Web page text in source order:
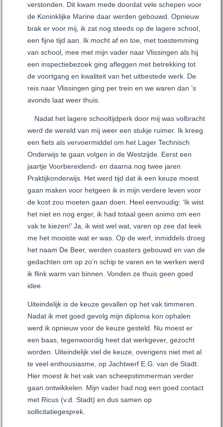
verstonden. Dit kwam mede doordat vele schepen voor
de Koninklijke Marine daar werden gebouwd. Opnieuw
brak er voor mij, ik zat nog steeds op de lagere school,
een fijne tijd aan. Ik mocht af en toe, met toestemming
van school, mee met mijn vader naar Vlissingen als hij
een inspectiebezoek ging afleggen met betrekking tot
de voortgang en kwaliteit van het uitbestede werk. De
reis naar Vlissingen ging per trein en we waren dan ’s
avonds laat weer thuis.
Nadat het lagere schooltijdperk door mij was volbracht
werd de wereld van mij weer een stukje ruimer. Ik kreeg
een fiets als vervoermiddel om het Lager Technisch
Onderwijs te gaan volgen in de Westzijde. Eerst een
jaartje Voorbereidend- en daarna nog twee jaren
Praktijkonderwijs. Het werd tijd dat ik een keuze moest
gaan maken voor hetgeen ik in mijn verdere leven voor
de kost zou moeten gaan doen. Heel eenvoudig: ‘Ik wist
het niet en nog erger, ik had totaal geen animo om een
vak te kiezen!’ Ja, ik wist wel wat, varen op zee dat leek
me het mooiste wat er was. Op de werf, inmiddels droeg
het naam De Beer, werden coasters gebouwd en van de
gedachten om op zo’n schip te varen en te werken werd
ik flink warm van binnen. Vonden ze thuis geen goed
idee.
Uiteindelijk is de keuze gevallen op het vak timmeren.
Nadat ik met goed gevolg mijn diploma kon ophalen
werd ik opnieuw voor de keuze gesteld. Nu moest er
een baas, tegenwoordig heet dat werkgever, gezocht
worden. Uiteindelijk viel de keuze, overigens niet met al
te veel enthousiasme, op Jachtwerf E.G. van de Stadt.
Hier moest ik het vak van scheepstimmerman verder
gaan ontwikkelen. Mijn vader had nog een goed contact
met Ricus (v.d. Stadt) en dus samen op
sollicitatiegesprek.